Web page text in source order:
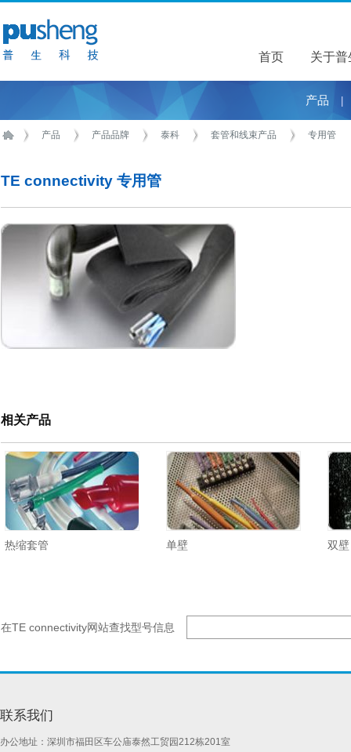
首页 关于普
关于普
产品
产品 产品品牌 泰科 套管和线束产品 专用管
TE connectivity 专用管
相关产品
热缩套管 单壁 双壁
在TE connectivity网站查找型号信息
联系我们
办公地址：深圳市福田区车公庙泰然工贸园212栋201室